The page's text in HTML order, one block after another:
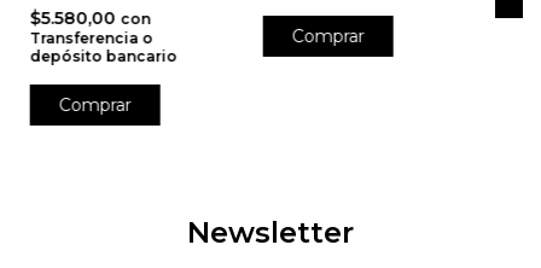
$5.580,00 con
Transferencia o
depósito bancario
Newsletter